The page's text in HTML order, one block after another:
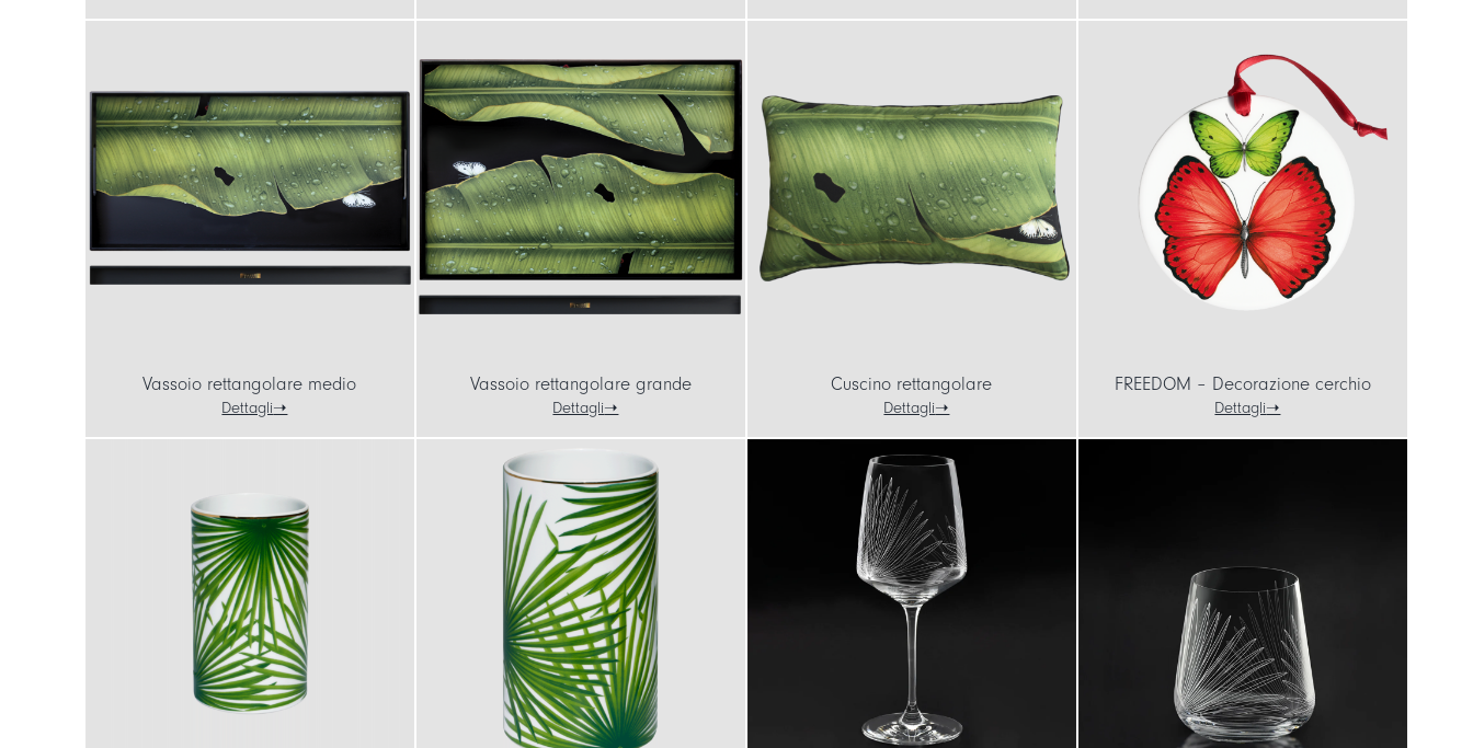
Vassoio rettangolare medio
Dettagli
Vassoio rettangolare grande
Dettagli
Cuscino rettangolare
Dettagli
FREEDOM – Decorazione cerchio
Dettagli